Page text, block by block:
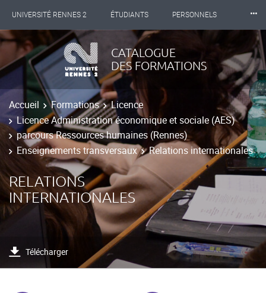
UNIVERSITÉ RENNES 2 ÉTUDIANTS PERSONNELS
INTERNATIONAL PROFESSIONNELS BIBLIOTHÈQUES
LES NOUVELLES DE RENNES 2
⸱⸱⸱
CATALOGUE
DES FORMATIONS
Accueil Formations
Licence
Licence Administration économique et sociale (AES)
parcours Ressources humaines (Rennes)
Enseignements transversaux
Relations internationales
RELATIONS
INTERNATIONALES
Télécharger